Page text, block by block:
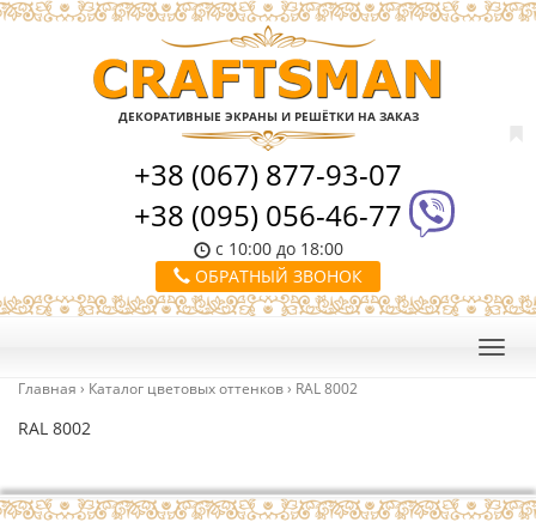
ДЕКОРАТИВНЫЕ ЭКРАНЫ И РЕШЁТКИ НА ЗАКАЗ
+38 (067) 877-93-07
+38 (095) 056-46-77
с 10:00 до 18:00
ОБРАТНЫЙ ЗВОНОК
Главная › Каталог цветовых оттенков› RAL 8002
RAL 8002